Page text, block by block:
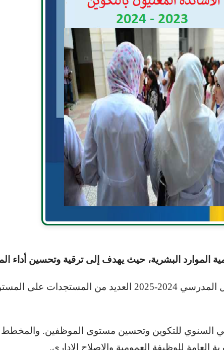
الموارد البشرية، حيث يهدف إلى ترقية وتحسين أداء
وتضمن المنشور الوزاري الخاص بالدخول المدرسي 2024-2025 العديد من المستجدات على
السنوي للتكوين وتحسين مستوى الموظفين. والمخطط
للوظيفة العمومية والإصلاح الإداري.